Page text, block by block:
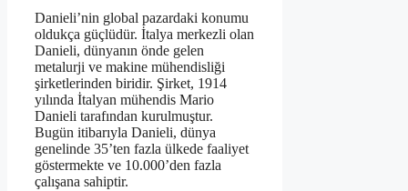
Danieli’nin global pazardaki konumu
oldukça güçlüdür. İtalya merkezli olan
Danieli, dünyanın önde gelen
metalurji ve makine mühendisliği
şirketlerinden biridir. Şirket, 1914
yılında İtalyan mühendis Mario
Danieli tarafından kurulmuştur.
Bugün itibarıyla Danieli, dünya
genelinde 35’ten fazla ülkede faaliyet
göstermekte ve 10.000’den fazla
çalışana sahiptir.